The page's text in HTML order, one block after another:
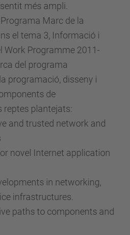
més ampli.
Marc de la
el tema 3, Informació i
Work Programme 2011-
del programa
programació, disseny i
de
reptes plantejats:
and trusted network and
novel Internet application
in networking,
infrastructures.
paths to components and